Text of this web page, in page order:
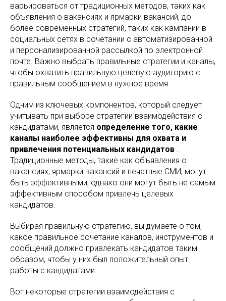
варьироваться от традиционных методов, таких как
объявления о вакансиях и ярмарки вакансий, до
более современных стратегий, таких как кампании в
социальных сетях в сочетании с автоматизированной
и персонализированной рассылкой по электронной
почте. Важно выбрать правильные стратегии и каналы,
чтобы охватить правильную целевую аудиторию с
правильным сообщением в нужное время.
Одним из ключевых компонентов, который следует
учитывать при выборе стратегии взаимодействия с
кандидатами, является определение того, какие
каналы наиболее эффективны для охвата и
привлечения потенциальных кандидатов .
Традиционные методы, такие как объявления о
вакансиях, ярмарки вакансий и печатные СМИ, могут
быть эффективными, однако они могут быть не самым
эффективным способом привлечь целевых
кандидатов.
Выбирая правильную стратегию, вы думаете о том,
какое правильное сочетание каналов, инструментов и
сообщений должно привлекать кандидатов таким
образом, чтобы у них был положительный опыт
работы с кандидатами.
Вот некоторые стратегии взаимодействия с